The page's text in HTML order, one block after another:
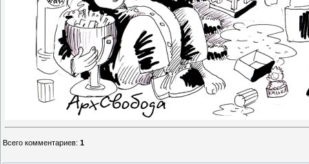
Всего комментариев: 1